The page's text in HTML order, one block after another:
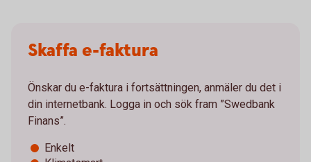
Skaffa e-faktura
Önskar du e-faktura i fortsättningen, anmäler du det i
din internetbank. Logga in och sök fram ”Swedbank
Finans”.
Enkelt